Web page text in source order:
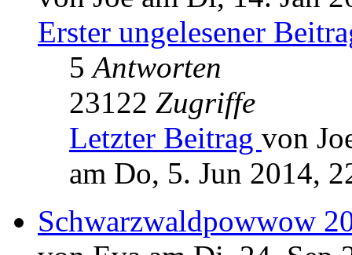
Erster ungelesener
5Antworten
23122 Zugriffe
Letzter Beitrag von
am Do, 5. Jun 2014,
Schwarzwaldpowwow